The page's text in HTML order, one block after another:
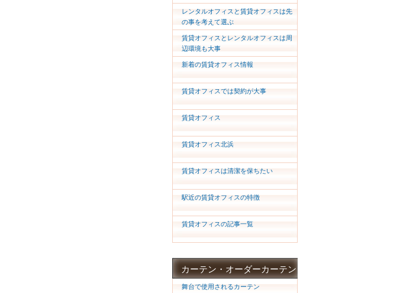
レンタルオフィスと賃貸オフィスは先
の事を考えて選ぶ
賃貸オフィスとレンタルオフィスは周
辺環境も大事
新着の賃貸オフィス情報
賃貸オフィスでは契約が大事
賃貸オフィス
賃貸オフィス北浜
賃貸オフィスは清潔を保ちたい
駅近の賃貸オフィスの特徴
賃貸オフィスの記事一覧
カーテン・オーダーカーテン
舞台で使用されるカーテン